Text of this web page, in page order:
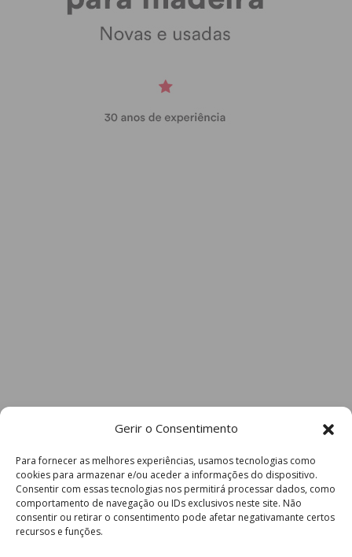
Gerir o Consentimento
Para fornecer as melhores experiências, usamos tecnologias como
cookies para armazenar e/ou aceder a informações do dispositivo.
Consentir com essas tecnologias nos permitirá processar dados, como
comportamento de navegação ou IDs exclusivos neste site. Não
consentir ou retirar o consentimento pode afetar negativamante certos
recursos e funções.